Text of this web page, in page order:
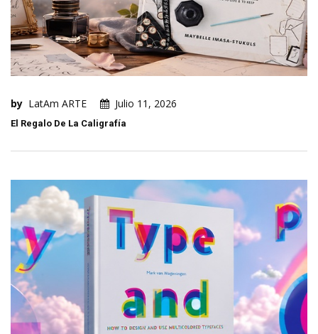
by LatAm ARTE Julio 11, 2026
El Regalo De La Caligrafía